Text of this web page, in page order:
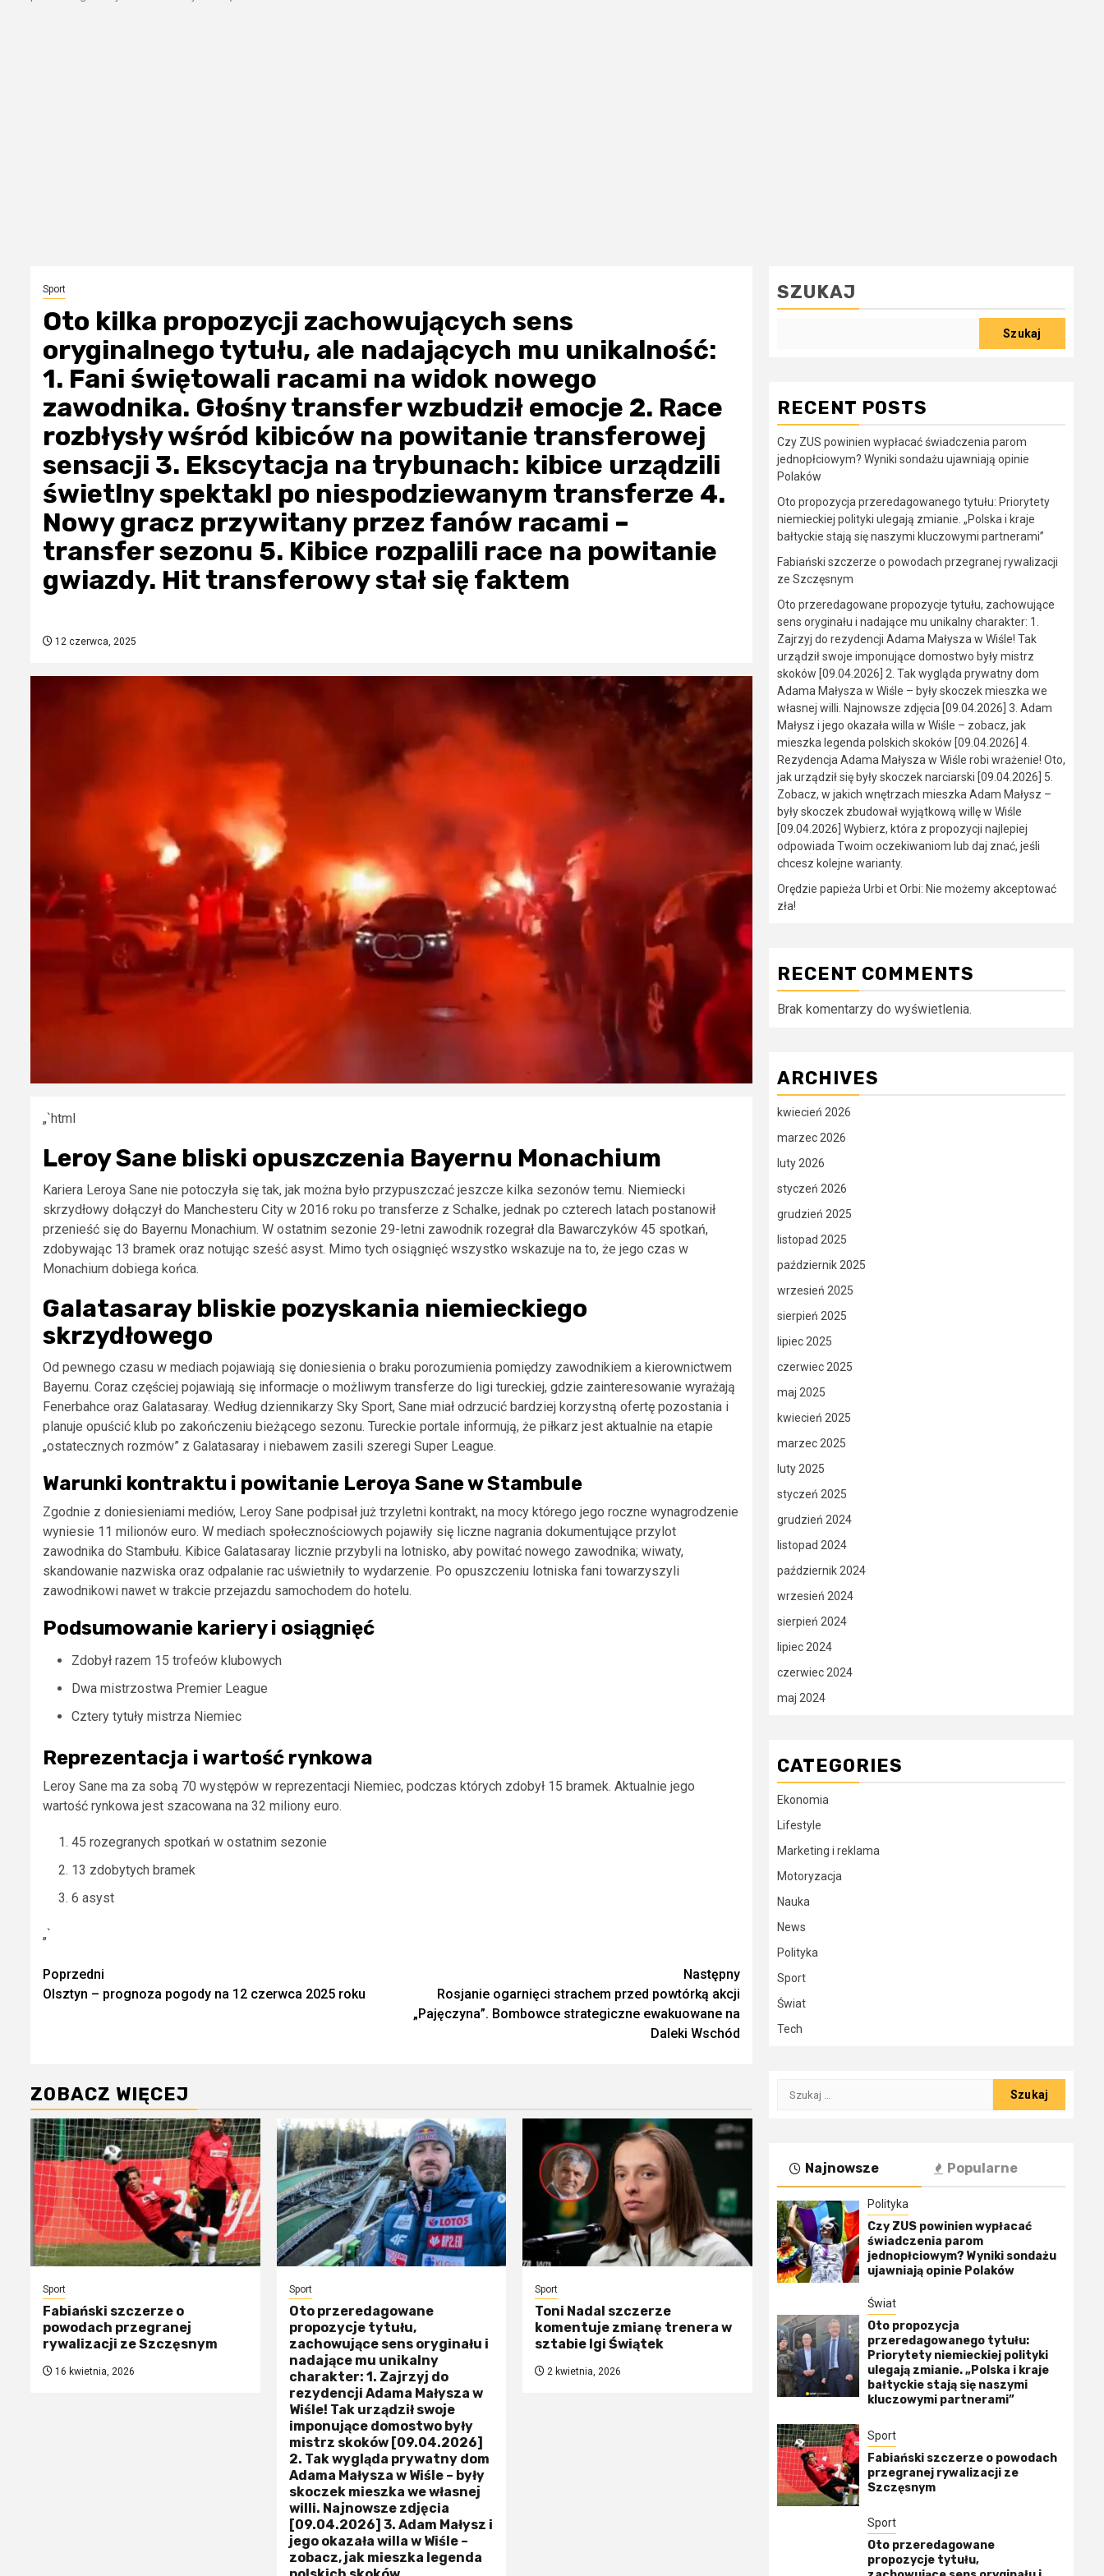
Sport
Oto kilka propozycji zachowujących sens
oryginalnego tytułu, ale nadających mu unikalność:
1. Fani świętowali racami na widok nowego
zawodnika. Głośny transfer wzbudził emocje 2. Race
rozbłysły wśród kibiców na powitanie transferowej
sensacji 3. Ekscytacja na trybunach: kibice urządzili
świetlny spektakl po niespodziewanym transferze 4.
Nowy gracz przywitany przez fanów racami –
transfer sezonu 5. Kibice rozpalili race na powitanie
gwiazdy. Hit transferowy stał się faktem
12 czerwca, 2025
„`html
Leroy Sane bliski opuszczenia Bayernu Monachium
Kariera Leroya Sane nie potoczyła się tak, jak można było przypuszczać jeszcze kilka sezonów temu. Niemiecki
skrzydłowy dołączył do Manchesteru City w 2016 roku po transferze z Schalke, jednak po czterech latach postanowił
przenieść się do Bayernu Monachium. W ostatnim sezonie 29-letni zawodnik rozegrał dla Bawarczyków 45 spotkań,
zdobywając 13 bramek oraz notując sześć asyst. Mimo tych osiągnięć wszystko wskazuje na to, że jego czas w
Monachium dobiega końca.
Galatasaray bliskie pozyskania niemieckiego
skrzydłowego
Od pewnego czasu w mediach pojawiają się doniesienia o braku porozumienia pomiędzy zawodnikiem a kierownictwem
Bayernu. Coraz częściej pojawiają się informacje o możliwym transferze do ligi tureckiej, gdzie zainteresowanie wyrażają
Fenerbahce oraz Galatasaray. Według dziennikarzy Sky Sport, Sane miał odrzucić bardziej korzystną ofertę pozostania i
planuje opuścić klub po zakończeniu bieżącego sezonu. Tureckie portale informują, że piłkarz jest aktualnie na etapie
„ostatecznych rozmów” z Galatasaray i niebawem zasili szeregi Super League.
Warunki kontraktu i powitanie Leroya Sane w Stambule
Zgodnie z doniesieniami mediów, Leroy Sane podpisał już trzyletni kontrakt, na mocy którego jego roczne wynagrodzenie
wyniesie 11 milionów euro. W mediach społecznościowych pojawiły się liczne nagrania dokumentujące przylot
zawodnika do Stambułu. Kibice Galatasaray licznie przybyli na lotnisko, aby powitać nowego zawodnika; wiwaty,
skandowanie nazwiska oraz odpalanie rac uświetniły to wydarzenie. Po opuszczeniu lotniska fani towarzyszyli
zawodnikowi nawet w trakcie przejazdu samochodem do hotelu.
Podsumowanie kariery i osiągnięć
Zdobył razem 15 trofeów klubowych
Dwa mistrzostwa Premier League
Cztery tytuły mistrza Niemiec
Reprezentacja i wartość rynkowa
Leroy Sane ma za sobą 70 występów w reprezentacji Niemiec, podczas których zdobył 15 bramek. Aktualnie jego
wartość rynkowa jest szacowana na 32 miliony euro.
45 rozegranych spotkań w ostatnim sezonie
13 zdobytych bramek
6 asyst
„`
Zobacz
wpisy
Poprzedni
Olsztyn – prognoza pogody na 12 czerwca 2025 roku
Następny
Rosjanie ogarnięci strachem przed powtórką akcji
„Pajęczyna”. Bombowce strategiczne ewakuowane na
Daleki Wschód
ZOBACZ WIĘCEJ
Sport
Fabiański szczerze o
powodach przegranej
rywalizacji ze Szczęsnym
16 kwietnia, 2026
Sport
Oto przeredagowane
propozycje tytułu,
zachowujące sens oryginału i
nadające mu unikalny
charakter: 1. Zajrzyj do
rezydencji Adama Małysza w
Wiśle! Tak urządził swoje
imponujące domostwo były
mistrz skoków [09.04.2026]
2. Tak wygląda prywatny dom
Adama Małysza w Wiśle – były
skoczek mieszka we własnej
willi. Najnowsze zdjęcia
[09.04.2026] 3. Adam Małysz i
jego okazała willa w Wiśle –
zobacz, jak mieszka legenda
Sport
Toni Nadal szczerze
komentuje zmianę trenera w
sztabie Igi Świątek
2 kwietnia, 2026
SZUKAJ
Szukaj
RECENT POSTS
Czy ZUS powinien wypłacać świadczenia parom
jednopłciowym? Wyniki sondażu ujawniają opinie
Polaków
Oto propozycja przeredagowanego tytułu: Priorytety
niemieckiej polityki ulegają zmianie. „Polska i kraje
bałtyckie stają się naszymi kluczowymi partnerami”
Fabiański szczerze o powodach przegranej rywalizacji
ze Szczęsnym
Oto przeredagowane propozycje tytułu, zachowujące
sens oryginału i nadające mu unikalny charakter: 1.
Zajrzyj do rezydencji Adama Małysza w Wiśle! Tak
urządził swoje imponujące domostwo były mistrz
skoków [09.04.2026] 2. Tak wygląda prywatny dom
Adama Małysza w Wiśle – były skoczek mieszka we
własnej willi. Najnowsze zdjęcia [09.04.2026] 3. Adam
Małysz i jego okazała willa w Wiśle – zobacz, jak
mieszka legenda polskich skoków [09.04.2026] 4.
Rezydencja Adama Małysza w Wiśle robi wrażenie! Oto,
jak urządził się były skoczek narciarski [09.04.2026] 5.
Zobacz, w jakich wnętrzach mieszka Adam Małysz –
były skoczek zbudował wyjątkową willę w Wiśle
[09.04.2026] Wybierz, która z propozycji najlepiej
odpowiada Twoim oczekiwaniom lub daj znać, jeśli
chcesz kolejne warianty.
Orędzie papieża Urbi et Orbi: Nie możemy akceptować
zła!
RECENT COMMENTS
Brak komentarzy do wyświetlenia.
ARCHIVES
kwiecień 2026
marzec 2026
luty 2026
styczeń 2026
grudzień 2025
listopad 2025
październik 2025
wrzesień 2025
sierpień 2025
lipiec 2025
czerwiec 2025
maj 2025
kwiecień 2025
marzec 2025
luty 2025
styczeń 2025
grudzień 2024
listopad 2024
październik 2024
wrzesień 2024
sierpień 2024
lipiec 2024
czerwiec 2024
maj 2024
CATEGORIES
Ekonomia
Lifestyle
Marketing i reklama
Motoryzacja
Nauka
News
Polityka
Sport
Świat
Tech
Szukaj:
Najnowsze Popularne
Polityka
Czy ZUS powinien wypłacać
świadczenia parom
jednopłciowym? Wyniki sondażu
ujawniają opinie Polaków
Świat
Oto propozycja
przeredagowanego tytułu:
Priorytety niemieckiej polityki
ulegają zmianie. „Polska i kraje
bałtyckie stają się naszymi
kluczowymi partnerami”
Sport
Fabiański szczerze o powodach
przegranej rywalizacji ze
Szczęsnym
Sport
Oto przeredagowane
propozycje tytułu,